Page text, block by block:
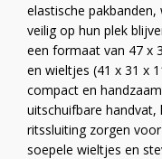
elastische
veilig op hun plek
een formaat van 47 x
en wieltjes (41 x 31 x
compact en
uitschuifbare
ritssluiting zorgen
soepele wieltjes en